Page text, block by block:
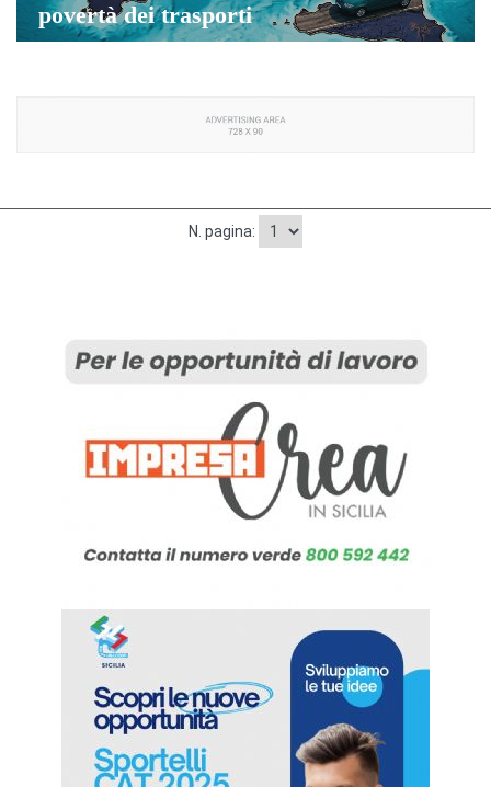
povertà dei trasporti
N. pagina: